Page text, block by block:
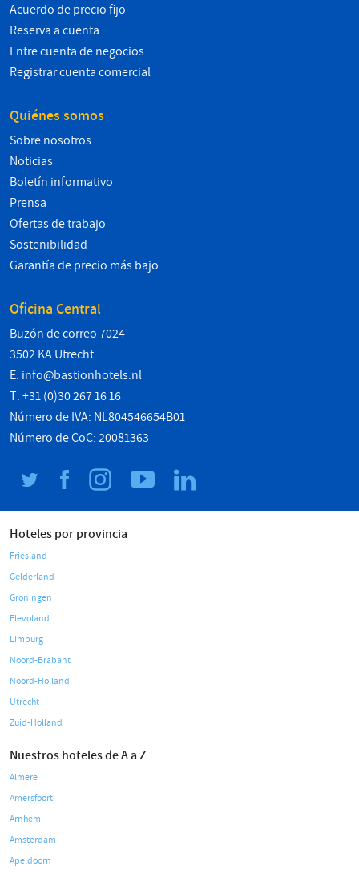
Acuerdo de precio fijo
Reserva a cuenta
Entre cuenta de negocios
Registrar cuenta comercial
Quiénes somos
Sobre nosotros
Noticias
Boletín informativo
Prensa
Ofertas de trabajo
Sostenibilidad
Garantía de precio más bajo
Oficina Central
Buzón de correo 7024
3502 KA Utrecht
E: info@bastionhotels.nl
T: +31 (0)30 267 16 16
Número de IVA: NL804546654B01
Número de CoC: 20081363
Hoteles por provincia
Friesland
Gelderland
Groningen
Flevoland
Limburg
Noord-Brabant
Noord-Holland
Utrecht
Zuid-Holland
Nuestros hoteles de A a Z
Almere
Amersfoort
Arnhem
Amsterdam
Apeldoorn